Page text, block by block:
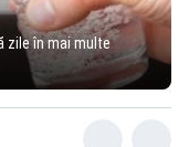
zile în mai multe